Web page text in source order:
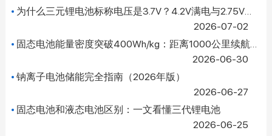
为什么三元锂电池标称电压是3.7V？4.2V满电与2.75V截止电压原理解
2026-07-02
固态电池能量密度突破400Wh/kg：距离1000公里续航还有多远？
2026-06-30
钠离子电池储能完全指南（2026年版）
2026-06-27
固态电池和液态电池区别：一文看懂三代锂电池
2026-06-25